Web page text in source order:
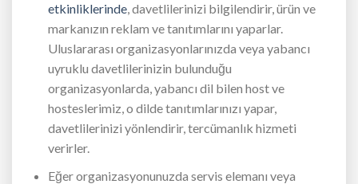
etkinliklerinde, davetlilerinizi bilgilendirir, ürün ve
markanızın reklam ve tanıtımlarını yaparlar.
Uluslararası organizasyonlarınızda veya yabancı
uyruklu davetlilerinizin bulunduğu
organizasyonlarda, yabancı dil bilen host ve
hosteslerimiz, o dilde tanıtımlarınızı yapar,
davetlilerinizi yönlendirir, tercümanlık hizmeti
verirler.
Eğer organizasyonunuzda servis elemanı veya